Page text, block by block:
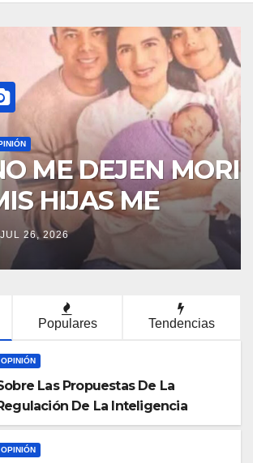
DEJEN MORIR…
ME
Populares Tendencias
OPINIÓN
Las Propuestas De La
De La Inteligencia
(IA) En La Rama Judicial
OPINIÓN